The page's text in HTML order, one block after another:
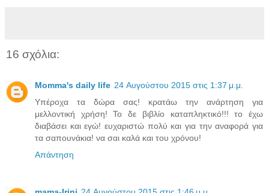
16 σχόλια:
Momma's daily life 24 Αυγούστου 2015 στις 1:37 μ.μ.
Υπέροχα τα δώρα σας! κρατάω την ανάρτηση για
μελλοντική χρήση! Το δε βιβλίο καταπληκτικό!!! το έχω
διαβάσει και εγώ! ευχαριστώ πολύ και για την αναφορά για
τα σαπουνάκια! να σαι καλά και του χρόνου!
Απάντηση